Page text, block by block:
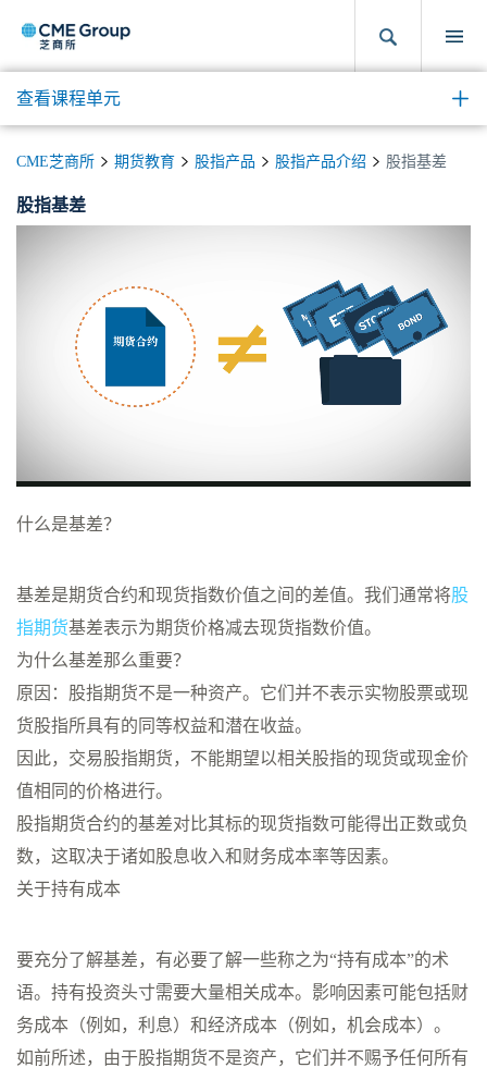
查看课程单元
CME芝商所 期货教育 股指产品 股指产品介绍 股指基差
股指基差
什么是基差？
基差是期货合约和现货指数价值之间的差值。我们通常将股
指期货基差表示为期货价格减去现货指数价值。
为什么基差那么重要？
原因：股指期货不是一种资产。它们并不表示实物股票或现
货股指所具有的同等权益和潜在收益。
因此，交易股指期货，不能期望以相关股指的现货或现金价
值相同的价格进行。
股指期货合约的基差对比其标的现货指数可能得出正数或负
数，这取决于诸如股息收入和财务成本率等因素。
关于持有成本
要充分了解基差，有必要了解一些称之为“持有成本”的术
语。持有投资头寸需要大量相关成本。影响因素可能包括财
务成本（例如，利息）和经济成本（例如，机会成本）。
如前所述，由于股指期货不是资产，它们并不赐予任何所有